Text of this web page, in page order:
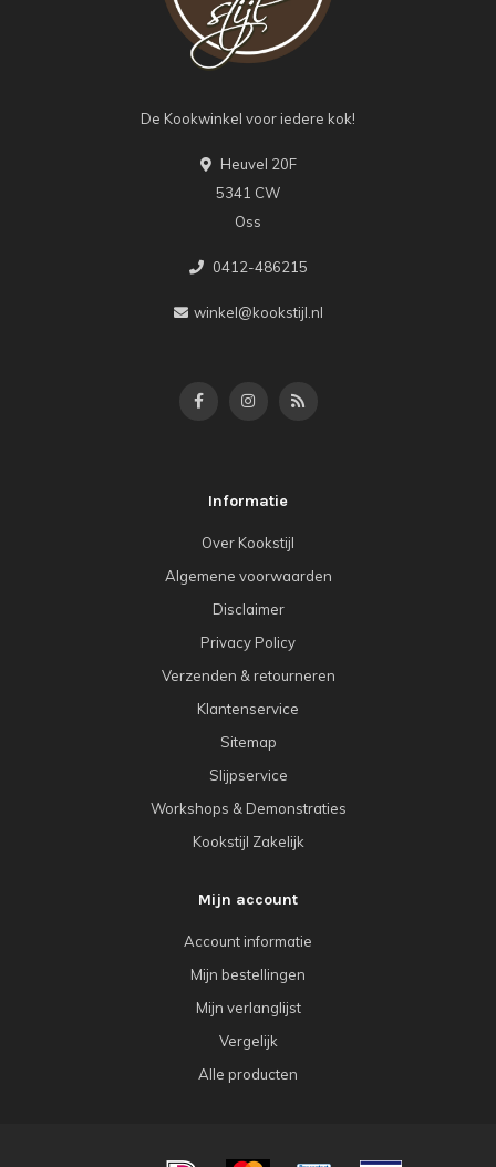
De Kookwinkel voor iedere kok!
Heuvel 20F
5341 CW
Oss
0412-486215
winkel@kookstijl.nl
Informatie
Over Kookstijl
Algemene voorwaarden
Disclaimer
Privacy Policy
Verzenden & retourneren
Klantenservice
Sitemap
Slijpservice
Workshops & Demonstraties
Kookstijl Zakelijk
Mijn account
Account informatie
Mijn bestellingen
Mijn verlanglijst
Vergelijk
Alle producten